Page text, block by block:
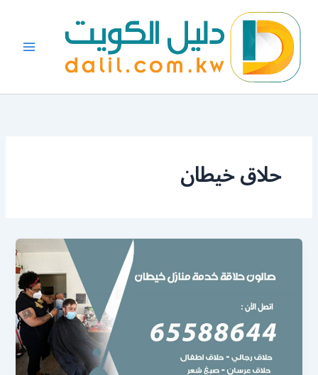
المحتوى
حلاق خيطان